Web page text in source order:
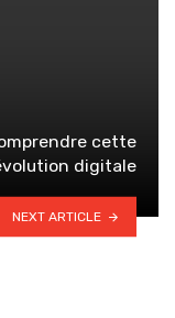
cette
digitale
NEXT ARTICLE